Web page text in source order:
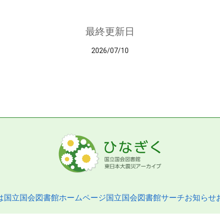
最終更新日
2026/07/10
国立国会図書館ホームページ国立国会図書館サーチお知らせ